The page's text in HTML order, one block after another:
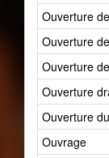
Ouverture
Ouverture
Ouverture
Ouverture
Ouverture
Ouvrage